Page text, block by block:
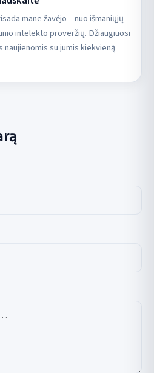
mane žavėjo – nuo išmaniųjų
intelekto proveržių. Džiaugiuosi
naujienomis su jumis kiekvieną